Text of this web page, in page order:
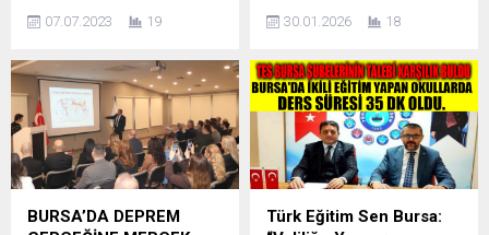
Bursa Şubesi ve Türkiye
görevlilerine 2023 yılı ikinci
yarısı için yapılacak olan
zam artışına itiraz etti.
Şehreküstü Meydanı’nda
toplanan sendikalılar
gerçekleştirdikleri basın
açıklaması ile kamu
görevlilerine yapılacak olan
07.07.2023 19
ÇÖZÜM, CEZA DEĞİL
Yasasına Takılanlar Derneği
Genel Başkanı İbrahim
Hacıoğlu, milyonlarca
vatandaşı doğrudan
etkileyen imar
mağduriyetine ilişkin son
derece sert ve net bir
açıklama yaptı. Hacıoğlu,
30.01.2026 18
BURSA’DA DEPREM
Türk Eğitim Sen Bursa: